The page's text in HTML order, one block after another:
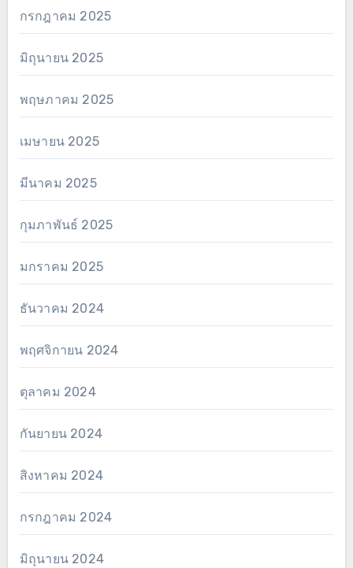
กรกฎาคม 2025
มิถุนายน 2025
พฤษภาคม 2025
เมษายน 2025
มีนาคม 2025
กุมภาพันธ์ 2025
มกราคม 2025
ธันวาคม 2024
พฤศจิกายน 2024
ตุลาคม 2024
กันยายน 2024
สิงหาคม 2024
กรกฎาคม 2024
มิถุนายน 2024